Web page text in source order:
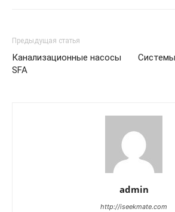
Предыдущая статья
Канализационные насосы
SFA
admin
http://iseekmate.com